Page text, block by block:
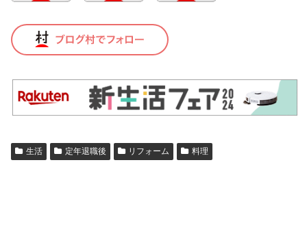
生活 定年退職後 リフォーム 料理